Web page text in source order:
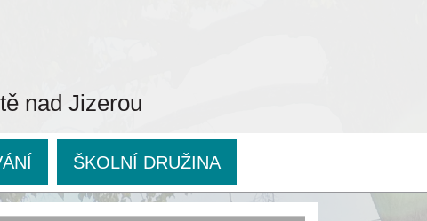
nad Jizerou
ŠKOLNÍ DRUŽINA